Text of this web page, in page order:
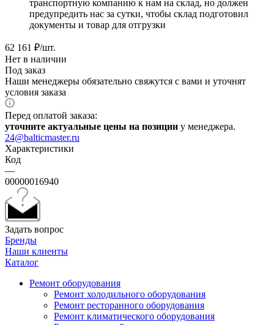
транспортную компанию к нам на склад, но должен
предупредить нас за сутки, чтобы склад подготовил
документы и товар для отгрузки
62 161 ₽/шт.
Нет в наличии
Под заказ
Наши менеджеры обязательно свяжутся с вами и уточнят
условия заказа
Перед оплатой заказа:
уточните актуальные цены на позиции у менеджера.
24@balticmaster.ru
Характеристики
Код
—
00000016940
Задать вопрос
Бренды
Наши клиенты
Каталог
Ремонт оборудования
Ремонт холодильного оборудования
Ремонт ресторанного оборудования
Ремонт климатического оборудования